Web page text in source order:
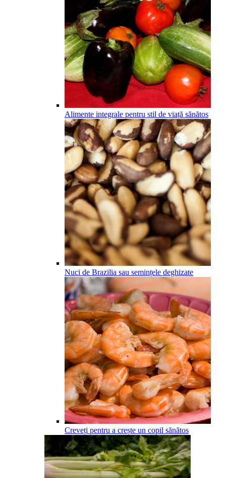
Alimente integrale pentru stil de viață sănătos
Nuci de Brazilia sau semințele deghizate
Creveți pentru a crește un copil sănătos